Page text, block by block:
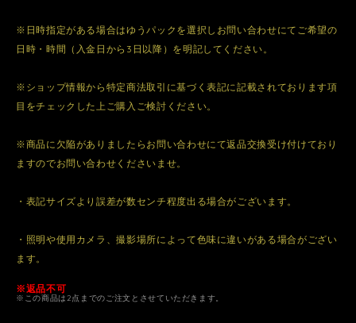
※日時指定がある場合はゆうパックを選択しお問い合わせにてご希望の
日時・時間（入金日から3日以降）を明記してください。
※ショップ情報から特定商法取引に基づく表記に記載されております項
目をチェックした上ご購入ご検討ください。
※商品に欠陥がありましたらお問い合わせにて返品交換受け付けており
ますのでお問い合わせくださいませ。
・表記サイズより誤差が数センチ程度出る場合がございます。
・照明や使用カメラ、撮影場所によって色味に違いがある場合がござい
ます。
※返品不可
※この商品は2点までのご注文とさせていただきます。